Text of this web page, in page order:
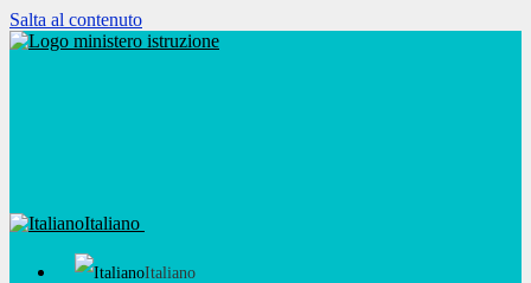
Salta al contenuto
Italiano
Italiano